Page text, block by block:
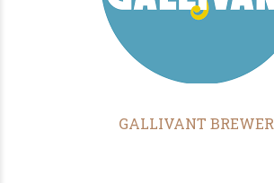
GALLIVANT